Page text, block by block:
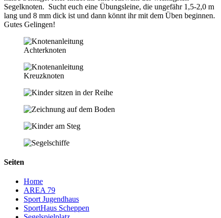
Segelknoten. Sucht euch eine Übungsleine, die ungefähr 1,5-2,0 m
lang und 8 mm dick ist und dann könnt ihr mit dem Üben beginnen.
Gutes Gelingen!
Achterknoten
Kreuzknoten
Seiten
Home
AREA 79
Sport Jugendhaus
SportHaus Scheppen